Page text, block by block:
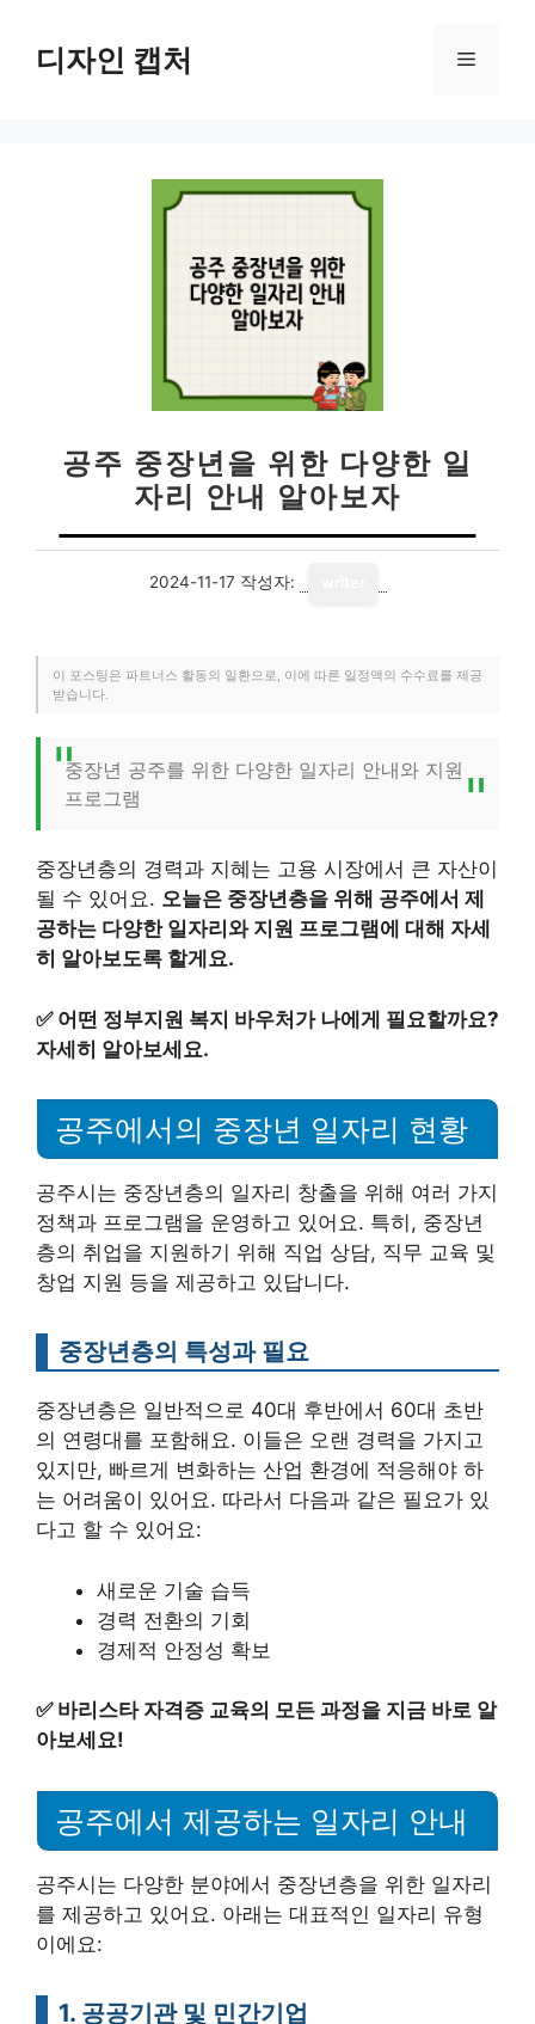
디자인 캡처 메
공주 중장년을 위한 다양한 일
자리 안내 알아보자
2024-11-17 작성자:
이 포스팅은 파트너스 활동의 일환으로, 이에 따른 일정액의 수수료를 제공
받습니다.
중장년 공주를 위한 다양한 일자리 안내와 지원
프로그램
중장년층의 경력과 지혜는 고용 시장에서 큰 자산이
될 수 있어요. 오늘은 중장년층을 위해 공주에서 제
공하는 다양한 일자리와 지원 프로그램에 대해 자세
히 알아보도록 할게요.
✅ 어떤 정부지원 복지 바우처가 나에게 필요할까요?
자세히 알아보세요.
공주에서의 중장년 일자리 현황
공주시는 중장년층의 일자리 창출을 위해 여러 가지
정책과 프로그램을 운영하고 있어요. 특히, 중장년
층의 취업을 지원하기 위해 직업 상담, 직무 교육 및
창업 지원 등을 제공하고 있답니다.
중장년층의 특성과 필요
중장년층은 일반적으로 40대 후반에서 60대 초반
의 연령대를 포함해요. 이들은 오랜 경력을 가지고
있지만, 빠르게 변화하는 산업 환경에 적응해야 하
는 어려움이 있어요. 따라서 다음과 같은 필요가 있
다고 할 수 있어요:
새로운 기술 습득
경력 전환의 기회
경제적 안정성 확보
✅ 바리스타 자격증 교육의 모든 과정을 지금 바로 알
아보세요!
공주에서 제공하는 일자리 안내
공주시는 다양한 분야에서 중장년층을 위한 일자리
를 제공하고 있어요. 아래는 대표적인 일자리 유형
이에요:
1. 공공기관 및 민간기업